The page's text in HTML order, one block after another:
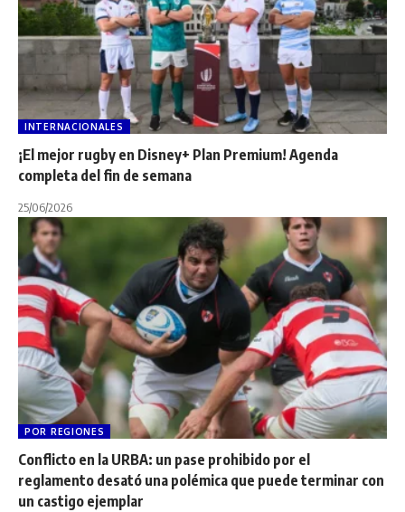
INTERNACIONALES
¡El mejor rugby en Disney+ Plan Premium! Agenda
completa del fin de semana
25/06/2026
POR REGIONES
Conflicto en la URBA: un pase prohibido por el
reglamento desató una polémica que puede terminar con
un castigo ejemplar